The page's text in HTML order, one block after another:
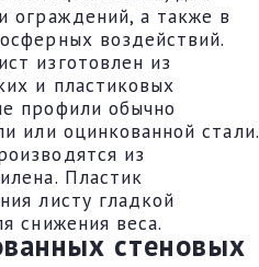
ограждений, а также в
воздействий.
изготовлен из
и пластиковых
профили обычно
или оцинкованной стали.
из
Пластик
листу гладкой
снижения веса.
стеновых